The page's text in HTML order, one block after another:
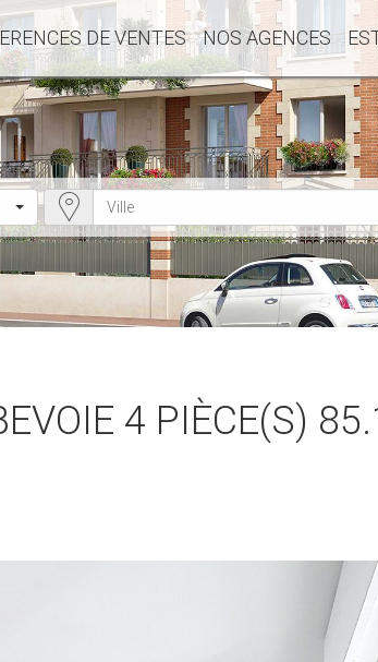
DE VENTES NOS AGENCES
4 PIÈCE(S)